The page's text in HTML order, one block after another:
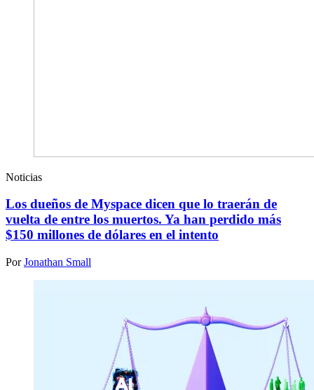
Noticias
Los dueños de Myspace dicen que lo traerán de
vuelta de entre los muertos. Ya han perdido más
$150 millones de dólares en el intento
PorJonathan Small